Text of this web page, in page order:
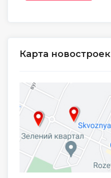
Карта новостроек